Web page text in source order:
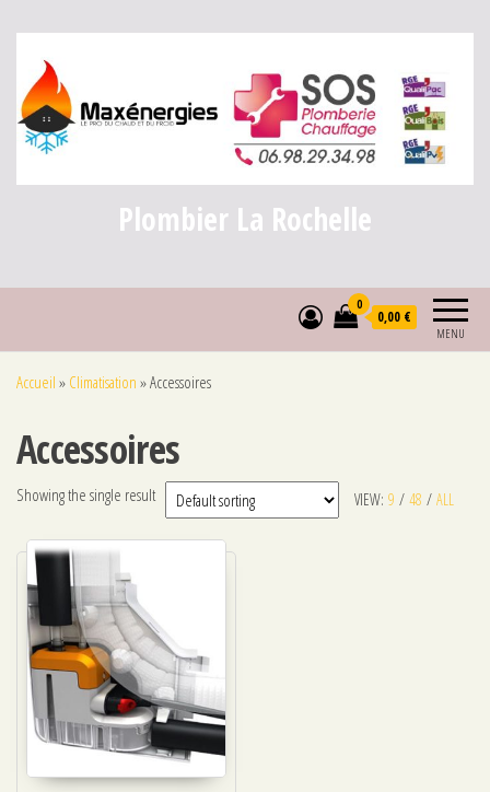
Plombier La Rochelle
MENU
0
0,00 €
Accueil » Climatisation »Accessoires
Accessoires
VIEW: 9 / 48 / ALL
Showing the single result